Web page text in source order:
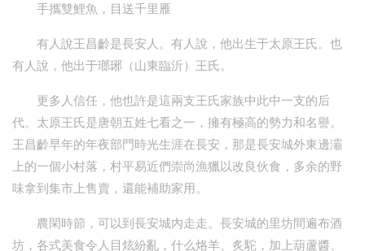
手攜雙鯉魚，目送千里雁
有人說王昌齡是長安人。有人說，他出生于太原王氏。也
有人說，他出于瑯琊（山東臨沂）王氏。
更多人信任，他也許是這兩支王氏家族中此中一支的后
代。太原王氏是唐朝五姓七看之一，擁有極高的勢力和名譽。
王昌齡早年的年夜部門時光生涯在長安，那是長安城外東邊灞
上的一個小村落，村平易近們崇尚漁獵以改良伙食，多余的野
味拿到集市上售賣，還能補助家用。
農閑時節，可以到長安城內走走。長安城的里坊間遍布酒
坊，各式美食令人目炫紛亂，什么烙羊、炙駝，加上葫蘆醬、